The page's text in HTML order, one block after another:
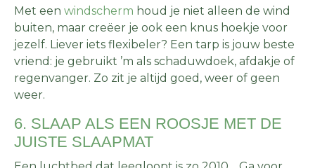
Met een windscherm houd je niet alleen de wind
buiten, maar creëer je ook een knus hoekje voor
jezelf. Liever iets flexibeler? Een tarp is jouw beste
vriend: je gebruikt ’m als schaduwdoek, afdakje of
regenvanger. Zo zit je altijd goed, weer of geen
weer.
6. SLAAP ALS EEN ROOSJE MET DE
JUISTE SLAAPMAT